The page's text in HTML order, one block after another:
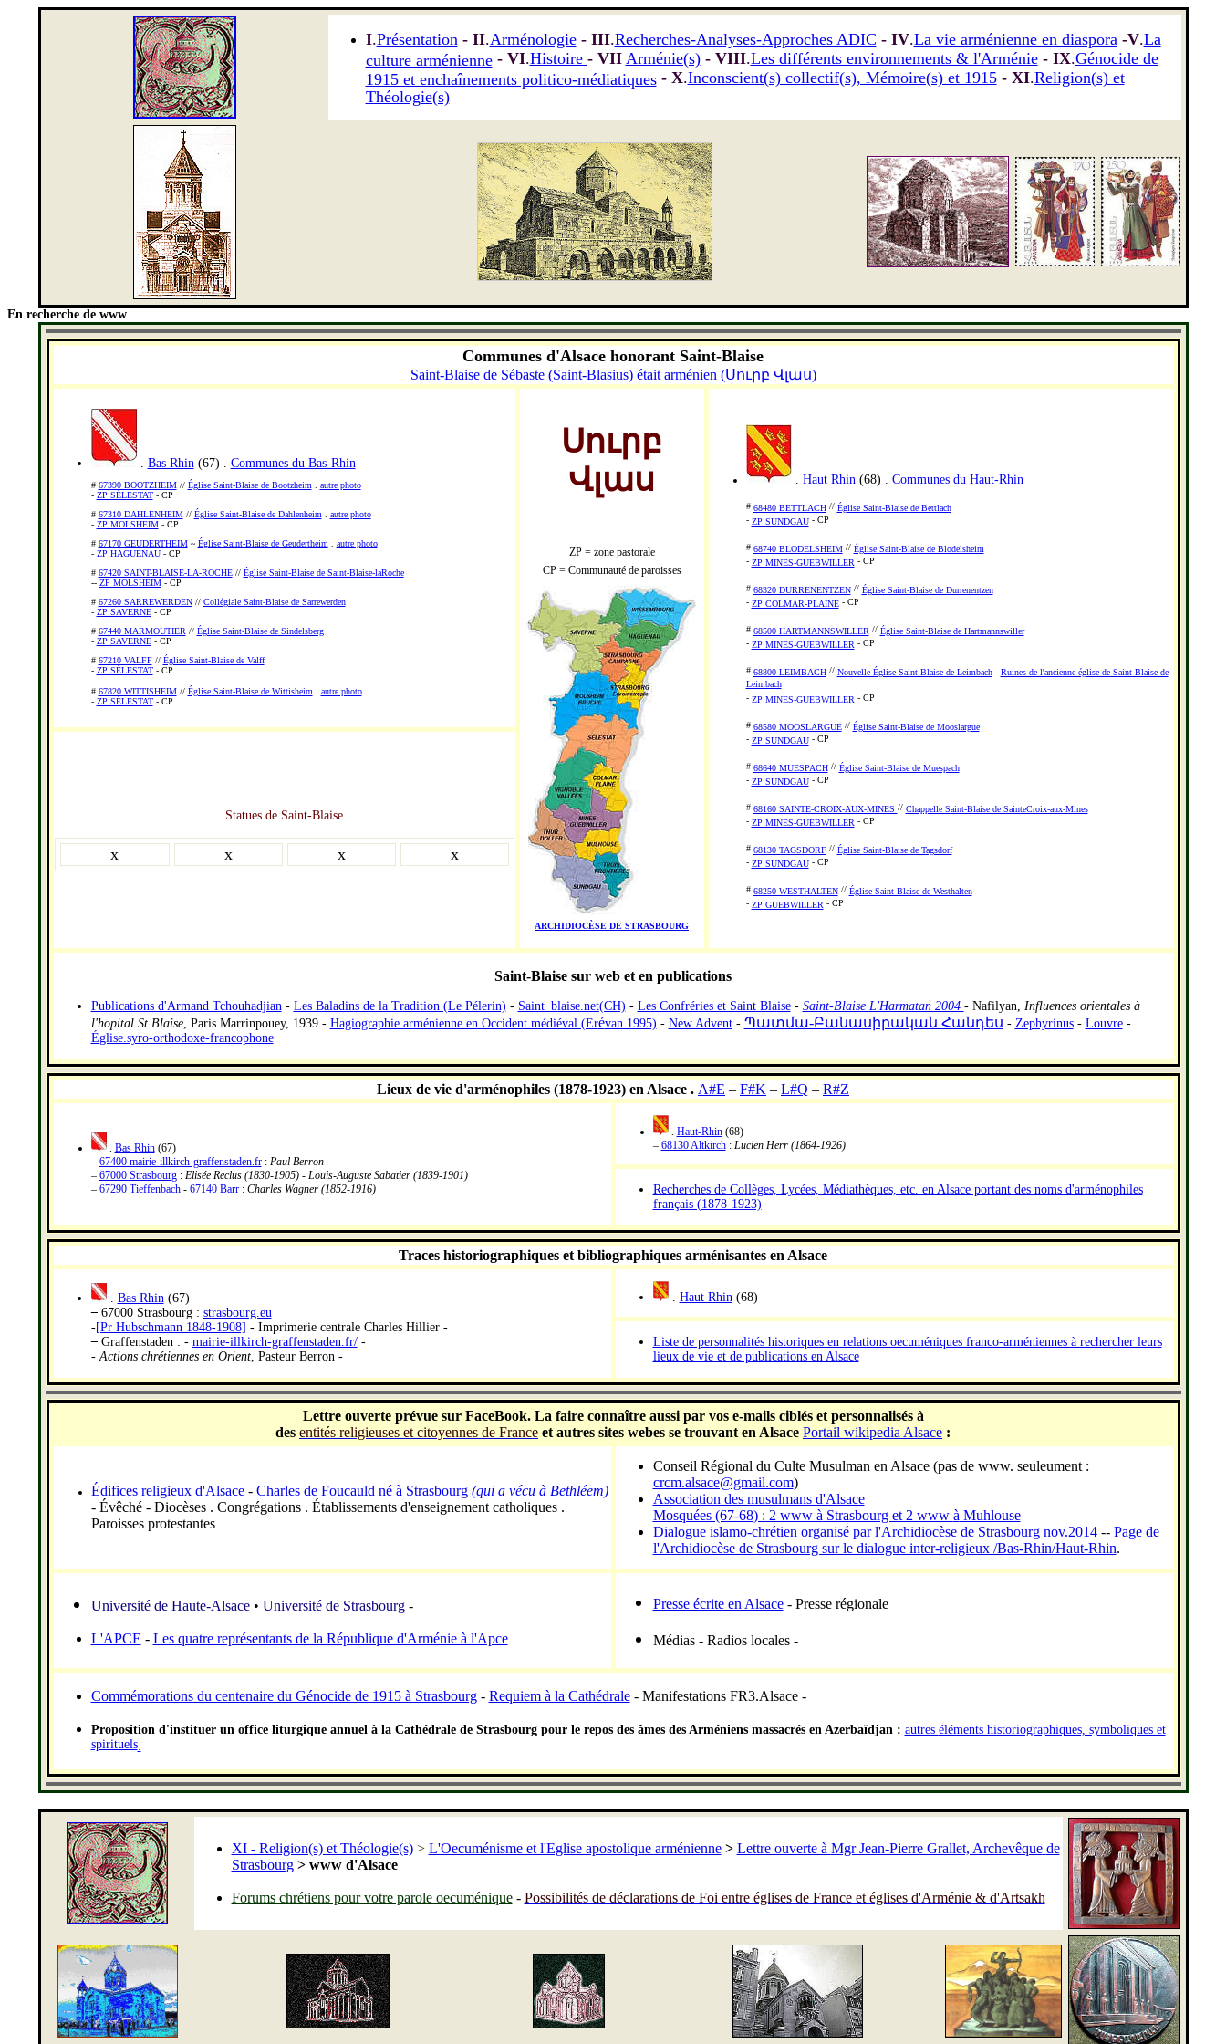
I.Présentation- II.Arménologie- III.Recherches-Analyses-Approches ADIC - IV.La vie arménienne en diaspora-V.La
culture arménienne- VI.Histoire - VII Arménie(s)- VIII.Les différents environnements & l'Arménie- IX.Génocide de
1915 et enchaînements politico-médiatiques- X.Inconscient(s) collectif(s), Mémoire(s) et 1915- XI.Religion(s) et
Théologie(s)
En recherche de www
Communes d'Alsace honorant Saint-Blaise
Saint-Blaise de Sébaste (Saint-Blasius) était arménien (Սուրբ Վլաս)
. Bas Rhin(67) . Communes du Bas-Rhin
# 67390 BOOTZHEIM// Église Saint-Blaise de Bootzheim
autre photo
- ZP SÉLESTAT- CP
# 67310 DAHLENHEIM// Église Saint-Blaise de Dahlenheim
autre photo
- ZP MOLSHEIM- CP
# 67170 GEUDERTHEIM~ Église Saint-Blaise de Geudertheim
autre photo
- ZP HAGUENAU- CP
# 67420 SAINT-BLAISE-LA-ROCHE// Église Saint-Blaise de Saint-Blaise-laRoche
-- ZP MOLSHEIM- CP
# 67260 SARREWERDEN// Collégiale Saint-Blaise de Sarrewerden
- ZP SAVERNE- CP
# 67440 MARMOUTIER // Église Saint-Blaise de Sindelsberg
- ZP SAVERNE- CP
# 67210 VALFF// Église Saint-Blaise de Valff
- ZP SÉLESTAT- CP
# 67820 WITTISHEIM// Église Saint-Blaise de Wittisheim
autre photo
- ZP SÉLESTAT- CP
Սուրբ
Վլաս
ZP = zone pastorale
CP = Communauté de paroisses
ARCHIDIOCÈSE DE STRASBOURG
. Haut Rhin(68) . Communes du Haut-Rhin
# 68480 BETTLACH// Église Saint-Blaise de Bettlach
- ZP SUNDGAU- CP
# 68740 BLODELSHEIM// Église Saint-Blaise de Blodelsheim
- ZP MINES-GUEBWILLER- CP
# 68320 DURRENENTZEN// Église Saint-Blaise de Durrenentzen
- ZP COLMAR-PLAINE- CP
# 68500 HARTMANNSWILLER// Église Saint-Blaise de Hartmannswiller
- ZP MINES-GUEBWILLER- CP
# 68800 LEIMBACH// Nouvelle Église Saint-Blaise de Leimbach. Ruines de l'ancienne église de Saint-Blaise de
Leimbach
- ZP MINES-GUEBWILLER- CP
# 68580 MOOSLARGUE// Église Saint-Blaise de Mooslargue
- ZP SUNDGAU- CP
# 68640 MUESPACH// Église Saint-Blaise de Muespach
- ZP SUNDGAU- CP
# 68160 SAINTE-CROIX-AUX-MINES // Chappelle Saint-Blaise de SainteCroix-aux-Mines
- ZP MINES-GUEBWILLER- CP
# 68130 TAGSDORF// Église Saint-Blaise de Tagsdorf
- ZP SUNDGAU- CP
# 68250 WESTHALTEN// Église Saint-Blaise de Westhalten
- ZP GUEBWILLER- CP
Statues de Saint-Blaise
x x x x
Saint-Blaise sur web et en publications
Publications d'Armand Tchouhadjian- Les Baladins de la Tradition (Le Pélerin) - Saint_blaise.net(CH) - Les Confréries et Saint Blaise- Saint-Blaise L'Harmatan 2004 - Nafilyan, Influences orientales à
l'hopital St Blaise, Paris Marrinpouey, 1939 - Hagiographie arménienne en Occident médiéval (Erévan 1995) - New Advent- Պատմա-Բանասիրական Հանդես - Zephyrinus- Louvre-
Église.syro-orthodoxe-francophone
Lieux de vie d'arménophiles (1878-1923) en Alsace . A#E – F#K – L#Q – R#Z
. Bas Rhin(67)
– 67400 mairie-illkirch-graffenstaden.fr: Paul Berron -
– 67000 Strasbourg: Elisée Reclus (1830-1905) - Louis-Auguste Sabatier (1839-1901)
– 67290 Tieffenbach- 67140 Barr: Charles Wagner (1852-1916)
. Haut-Rhin(68)
– 68130 Altkirch: Lucien Herr (1864-1926)
Recherches de Collèges, Lycées, Médiathèques, etc. en Alsace portant des noms d'arménophiles
français (1878-1923)
Traces historiographiques et bibliographiques arménisantes en Alsace
. Bas Rhin(67)
– 67000 Strasbourg : strasbourg.eu
-[Pr Hubschmann 1848-1908] - Imprimerie centrale Charles Hillier -
– Graffenstaden : - mairie-illkirch-graffenstaden.fr/-
-Actions chrétiennes en Orient, Pasteur Berron -
. Haut Rhin(68)
Liste de personnalités historiques en relations oecuméniques franco-arméniennes à rechercher leurs
lieux de vie et de publications en Alsace
Lettre ouverte prévue sur FaceBook. La faire connaître aussi par vos e-mails ciblés et personnalisés à
des entités religieuses et citoyennes de France et autres sites webes se trouvant en Alsace Portail wikipedia Alsace :
Édifices religieux d'Alsace- Charles de Foucauld né à Strasbourg (qui a vécu àBethléem)
- Évêché - Diocèses . Congrégations . Établissements d'enseignement catholiques .
Paroisses protestantes
Conseil Régional du Culte Musulman en Alsace (pas de www. seuleument :
crcm.alsace@gmail.com)
Association des musulmans d'Alsace
Mosquées (67-68) : 2 www à Strasbourg et 2 www à Muhlouse
Dialogue islamo-chrétien organisé par l'Archidiocèse de Strasbourg nov.2014-- Page de
l'Archidiocèse de Strasbourg sur le dialogue inter-religieux /Bas-Rhin/Haut-Rhin.
Université de Haute-Alsace• Université de Strasbourg-
L'APCE - Les quatre représentants de la République d'Arménie à l'Apce
Presse écrite en Alsace- Presse régionale
Médias - Radios locales -
Commémorations du centenaire du Génocide de 1915 à Strasbourg- Requiem à la Cathédrale- Manifestations FR3.Alsace -
Proposition d'instituer un office liturgique annuel à la Cathédrale de Strasbourg pour le repos des âmes des Arméniens massacrés en Azerbaïdjan : autres éléments historiographiques, symboliques et
spirituels.
XI - Religion(s) et Théologie(s)> L'Oecuménisme et l'Eglise apostolique arménienne> Lettre ouverte à Mgr Jean-Pierre Grallet, Archevêque de
Strasbourg> www d'Alsace
Forums chrétiens pour votre parole oecuménique- Possibilités de déclarations de Foi entre églises de France et églises d'Arménie & d'Artsakh